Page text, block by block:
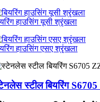
हाउसिंग यूसी श्रृंखला
हाउसिंग एसए श्रृंखला
स्टील बियरिंग